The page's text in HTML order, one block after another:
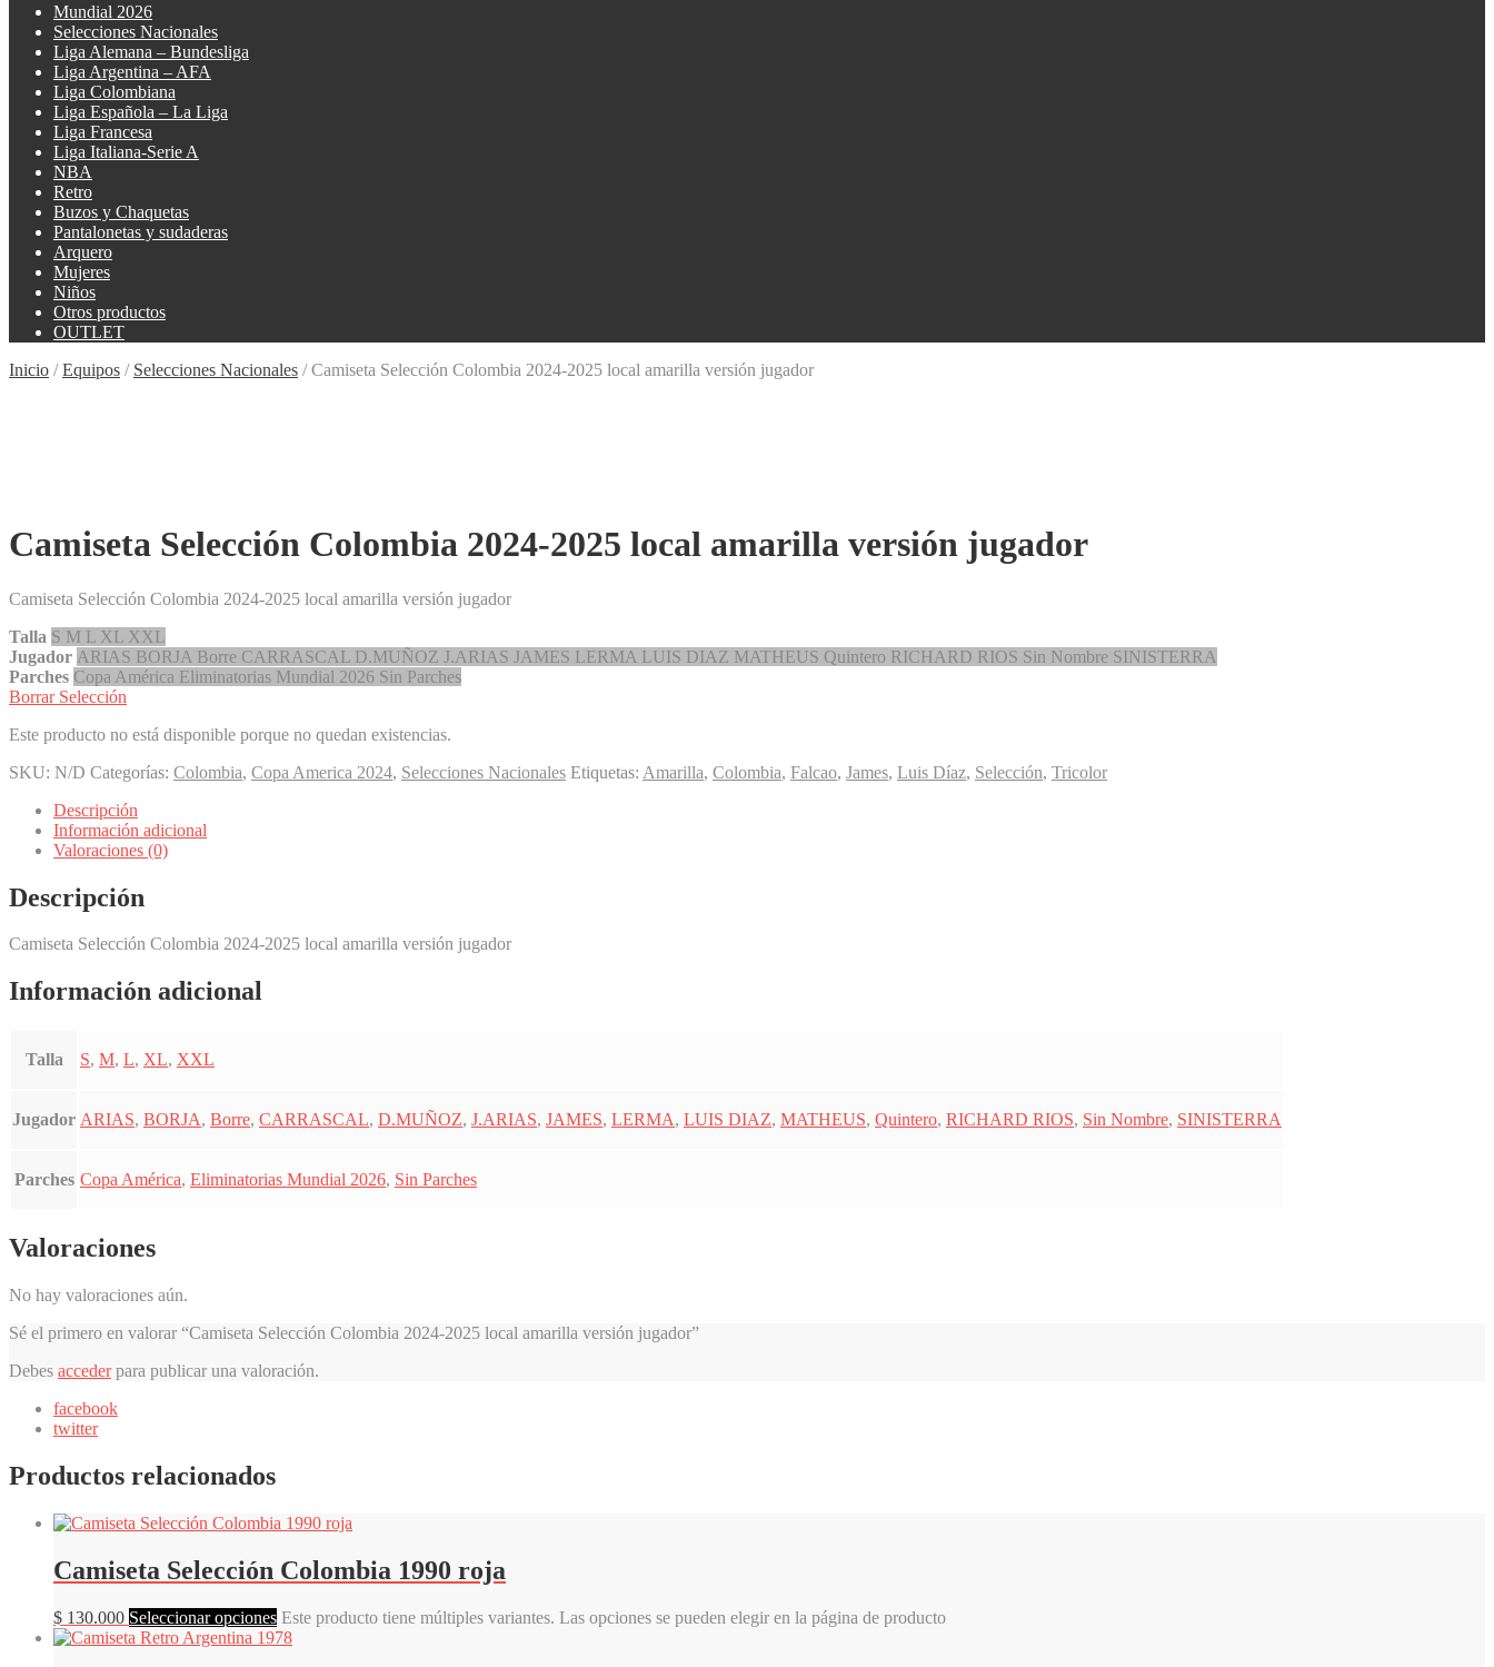
Mundial 2026
Selecciones Nacionales
Liga Alemana – Bundesliga
Liga Argentina – AFA
Liga Colombiana
Liga Española – La Liga
Liga Francesa
Liga Italiana-Serie A
NBA
Retro
Buzos y Chaquetas
Pantalonetas y sudaderas
Arquero
Mujeres
Niños
Otros productos
OUTLET
Inicio /Equipos / Selecciones Nacionales /Camiseta Selección Colombia 2024-2025 local amarilla versión jugador
Camiseta Selección Colombia 2024-2025 local amarilla versión jugador
Camiseta Selección Colombia 2024-2025 local amarilla versión jugador
Talla S M L XL XXL
Jugador ARIAS BORJA Borre CARRASCAL D.MUÑOZ J.ARIAS JAMES LERMA LUIS DIAZ MATHEUS Quintero RICHARD RIOS Sin Nombre SINISTERRA
Parches Copa América Eliminatorias Mundial 2026 Sin Parches
Borrar Selección
Este producto no está disponible porque no quedan existencias.
SKU: N/D Categorías: Colombia, Copa America 2024, Selecciones Nacionales Etiquetas: Amarilla, Colombia, Falcao, James, Luis Díaz, Selección, Tricolor
Descripción
Información adicional
Valoraciones (0)
Descripción
Camiseta Selección Colombia 2024-2025 local amarilla versión jugador
Información adicional
Talla S, M, L, XL, XXL
Jugador ARIAS, BORJA, Borre, CARRASCAL, D.MUÑOZ, J.ARIAS, JAMES, LERMA, LUIS DIAZ, MATHEUS, Quintero, RICHARD RIOS, Sin Nombre, SINISTERRA
Parches Copa América, Eliminatorias Mundial 2026, Sin Parches
Valoraciones
No hay valoraciones aún.
Sé el primero en valorar “Camiseta Selección Colombia 2024-2025 local amarilla versión jugador”
Debes accederpara publicar una valoración.
facebook
twitter
Productos relacionados
Camiseta Selección Colombia 1990 roja
$ 130.000 Seleccionar opciones Este producto tiene múltiples variantes. Las opciones se pueden elegir en la página de producto